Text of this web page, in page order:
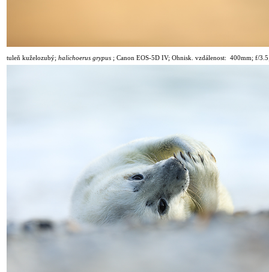
tuleň kuželozubý; halichoerus grypus ; Canon EOS-5D IV; Ohnisk. vzdálenost: 400mm; f/